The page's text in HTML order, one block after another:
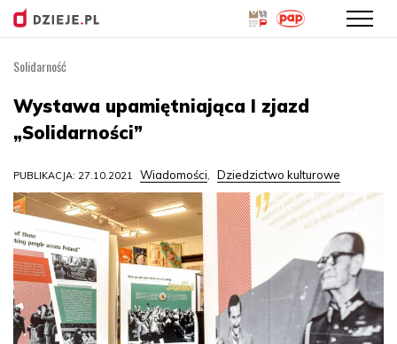
treści
Solidarność
Wystawa upamiętniająca I zjazd
„Solidarności”
PUBLIKACJA: 27.10.2021 Wiadomości, Dziedzictwo kulturowe